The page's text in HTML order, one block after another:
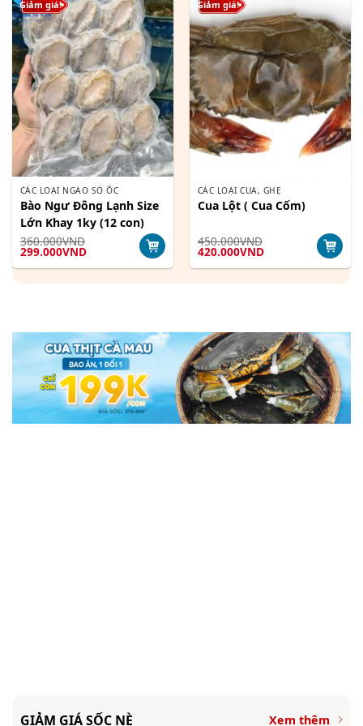
Giảm giá!
CÁC LOẠI NGAO SÒ ỐC
Bào Ngư Đông Lạnh Size
Lớn Khay 1ky (12 con)
360.000VND
Giá
gốc
là:
299.000VNDGiá
tại
Giảm giá!
CÁC LOẠI CUA, GHẸ
Cua Lột ( Cua Cốm)
450.000VND
Giá
gốc
là:
420.000VNDGiá
tại
GIẢM GIÁ SỐC NÈ Xem thêm